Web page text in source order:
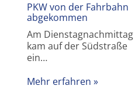
PKW von der Fahrbahn
abgekommen
Am Dienstagnachmittag
kam auf der Südstraße
ein…
Mehr erfahren